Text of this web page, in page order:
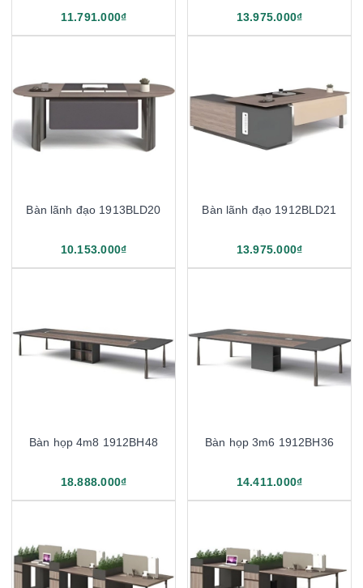
11.791.000₫
13.975.000₫
Bàn lãnh đạo 1913BLD20
10.153.000₫
Bàn lãnh đạo 1912BLD21
13.975.000₫
Bàn họp 4m8 1912BH48
18.888.000₫
Bàn họp 3m6 1912BH36
14.411.000₫